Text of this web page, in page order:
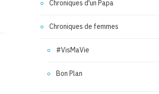
Chroniques d'un Papa
Chroniques de femmes
#VisMaVie
Bon Plan